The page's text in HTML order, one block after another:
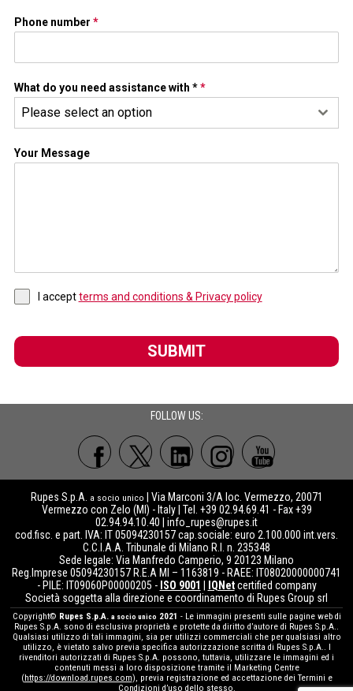
Phone number *
What do you need assistance with **
Please select an option
Your Message
I acceptterms and conditions & Privacy policy
SUBMIT
FOLLOW US:
Rupes S.p.A. a socio unico
| Via Marconi 3/A loc. Vermezzo, 20071
Vermezzo con Zelo (MI) - Italy | Tel. +39 02.94.69.41 - Fax +39
02.94.94.10.40 | info_rupes@rupes.it
cod.fisc. e part. IVA: IT 05094230157 cap.sociale: euro 2.100.000 int.vers.
C.C.I.A.A. Tribunale di Milano R.I. n. 235348
Sede legale: Via Manfredo Camperio, 9 20123 Milano
Reg.Imprese 05094230157 R.E.A MI – 1163819 - RAEE: IT08020000000741
- PILE: IT09060P00000205 - ISO 9001 IQNetcertified company
Società soggetta alla direzione e coordinamento di Rupes Group srl
Copyright© Rupes S.p.A. a socio unico 2021 - Le immagini presenti sulle pagine web di
Rupes S.p.A. sono di esclusiva proprietà e protette da diritto d’autore di Rupes S.p.A..
Qualsiasi utilizzo di tali immagini, sia per utilizzi commerciali che per qualsiasi altro
utilizzo, è vietato salvo previa specifica autorizzazione scritta di Rupes S.p.A.. I
rivenditori autorizzati di Rupes S.p.A. possono, tuttavia, utilizzare le immagini ed i
contenuti messi a loro disposizione tramite il Marketing Centre
( https://download.rupes.com), previa registrazione ed accettazione dei Termini e
Condizioni d’uso dello stesso.